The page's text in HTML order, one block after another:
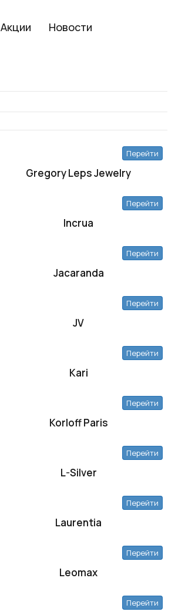
Акции Новости
Перейти
Gregory Leps Jewelry
Перейти
Incrua
Перейти
Jacaranda
Перейти
JV
Перейти
Kari
Перейти
Korloff Paris
Перейти
L-Silver
Перейти
Laurentia
Перейти
Leomax
Перейти